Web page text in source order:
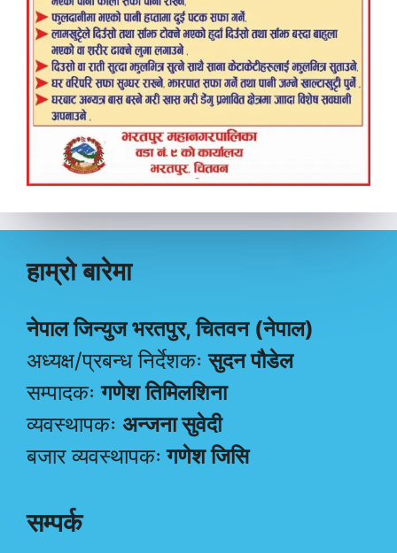
हाम्रो बारेमा
नेपाल जिन्युज भरतपुर, चितवन (नेपाल)
अध्यक्ष/प्रबन्ध निर्देशकःसुदन पौडेल
सम्पादकःगणेश तिमिलशिना
व्यवस्थापकः अन्जना सुवेदी
बजार व्यवस्थापकः गणेश जिसि
सम्पर्क